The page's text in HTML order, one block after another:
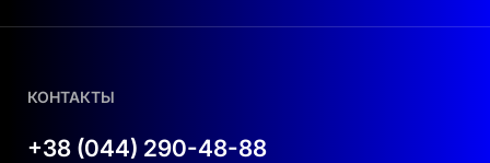
Рабочие температуры: заряд 0…55°C;
КОНТАКТЫ
+38 (044) 290-48-88